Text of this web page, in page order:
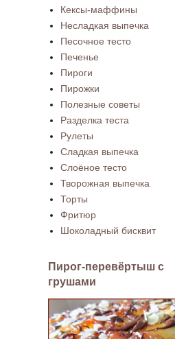
Кексы-маффины
Несладкая выпечка
Песочное тесто
Печенье
Пироги
Пирожки
Полезные советы
Разделка теста
Рулеты
Сладкая выпечка
Слоёное тесто
Творожная выпечка
Торты
Фритюр
Шоколадный бисквит
Пирог-перевёртыш с
грушами